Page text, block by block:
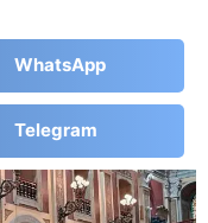
WhatsApp
Telegram